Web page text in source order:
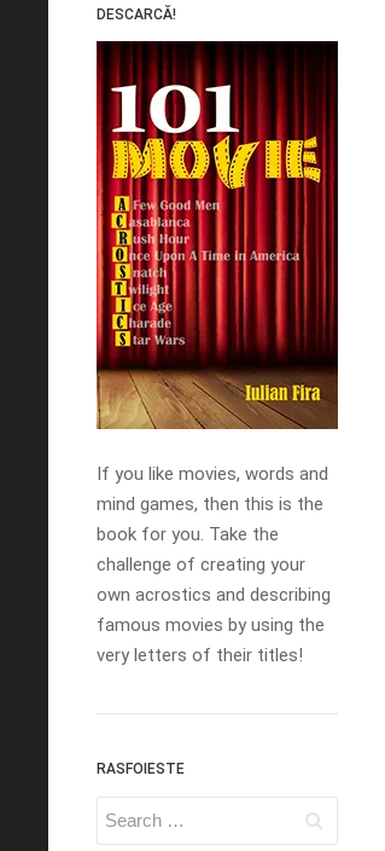
DESCARCĂ!
If you like movies, words and
mind games, then this is the
book for you. Take the
challenge of creating your
own acrostics and describing
famous movies by using the
very letters of their titles!
RASFOIESTE